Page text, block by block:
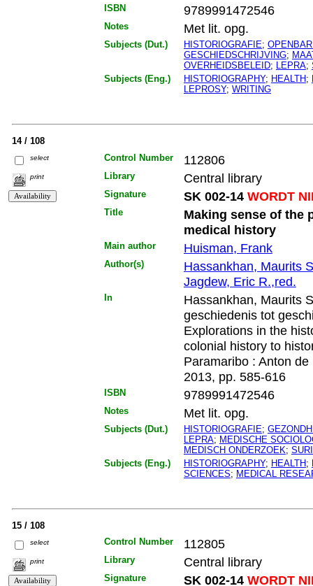
ISBN 9789991472546
Notes Met lit. opg.
Subjects (Dut.) HISTORIOGRAFIE;
GESCHIEDSCHRIJVING;
OVERHEIDSBELEID; LEPRA;
Subjects (Eng.)
HISTORIOGRAPHY; HEALTH;
LEPROSY; WRITING
14 / 108
select
print
Control Number 112806
Library Central library
Signature SK 002-14WORDT
Title
Making sense of the
medical history
Main author Huisman, Frank
Author(s)
Hassankhan, Maurits
Jagdew, Eric R.,red.
In
Hassankhan, Maurits
geschiedenis tot
Explorations in the
colonial history to
Paramaribo : Anton
2013, pp. 585-616
ISBN 9789991472546
Notes Met lit. opg.
Subjects (Dut.) HISTORIOGRAFIE;
LEPRA; MEDISCHE
MEDISCH ONDERZOEK;
Subjects (Eng.)
HISTORIOGRAPHY; HEALTH;
SCIENCES; MEDICAL
15 / 108
select
print
Control Number 112805
Library Central library
Signature SK 002-14WORDT